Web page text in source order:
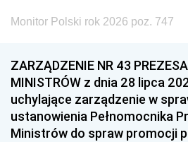
Monitor Polski rok 2026 poz. 747
ZARZĄDZENIE NR 43
MINISTRÓW z dnia 28 lipca
uchylające zarządzenie w
ustanowienia Pełnomocnika
Ministrów do spraw promocji